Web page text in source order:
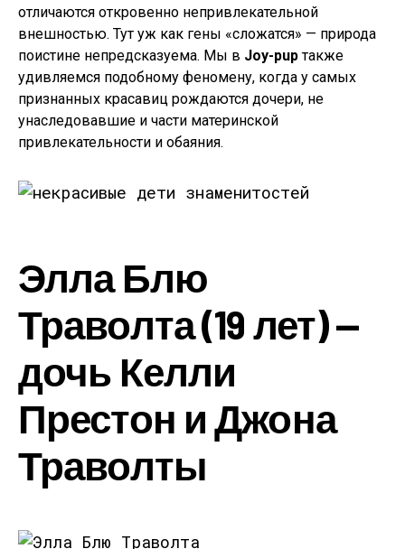
отличаются откровенно непривлекательной
внешностью. Тут уж как гены «сложатся» — природа
поистине непредсказуема. Мы в Joy-pupтакже
удивляемся подобному феномену, когда у самых
признанных красавиц рождаются дочери, не
унаследовавшие и части материнской
привлекательности и обаяния.
Элла Блю
Траволта (19 лет) —
дочь Келли
Престон и Джона
Траволты